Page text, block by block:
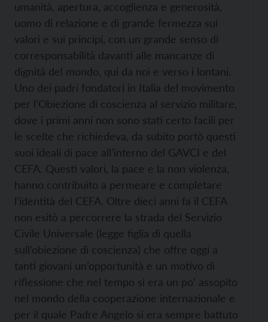
umanità, apertura, accoglienza e generosità,
uomo di relazione e di grande fermezza sui
valori e sui principi, con un grande senso di
corresponsabilità davanti alle mancanze di
dignità del mondo, qui da noi e verso i lontani.
Uno dei padri fondatori in Italia del movimento
per l’Obiezione di coscienza al servizio militare,
dove i primi anni non sono stati certo facili per
le scelte che richiedeva, da subito portò questi
suoi ideali di pace all’interno del GAVCI e del
CEFA. Questi valori, la pace e la non violenza,
hanno contribuito a permeare e completare
l’identità del CEFA. Oltre dieci anni fa il CEFA
non esitò a percorrere la strada del Servizio
Civile Universale (legge figlia di quella
sull’obiezione di coscienza) che offre oggi a
tanti giovani un’opportunità e un motivo di
riflessione che nel tempo si era un po’ assopito
nel mondo della cooperazione internazionale e
per il quale Padre Angelo si era sempre battuto